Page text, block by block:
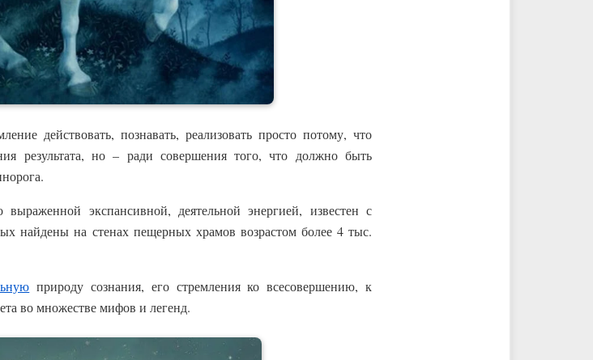
действовать, познавать, реализовать просто потому, что
результата, но – ради совершения того, что должно быть
экспансивной, деятельной энергией, известен с
найдены на стенах пещерных храмов возрастом более 4 тыс.
природу сознания, его стремления ко всесовершению, к
во множестве мифов и легенд.